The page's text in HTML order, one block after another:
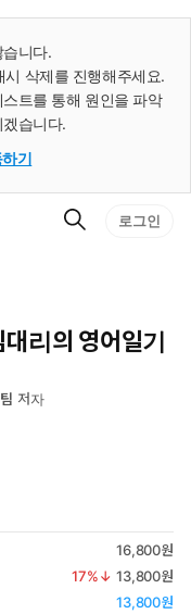
니다.
삭제를 진행해주세요.
트를 통해 원인을 파악
습니다.
기
검
로그인
리의 영어일기
저자
16,800원
17%↓ 13,800원
13,800원